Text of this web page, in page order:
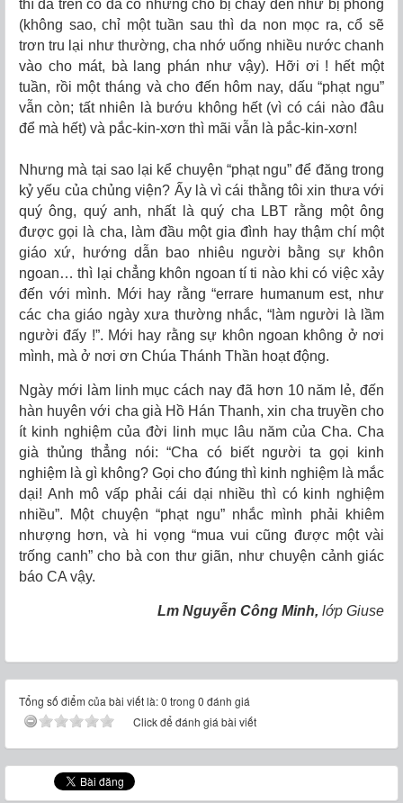
thì da trên cổ đã có những chỗ bị cháy đen như bị phỏng
(không sao, chỉ một tuần sau thì da non mọc ra, cổ sẽ
trơn tru lại như thường, cha nhớ uống nhiều nước chanh
vào cho mát, bà lang phán như vậy). Hỡi ơi ! hết một
tuần, rồi một tháng và cho đến hôm nay, dấu “phạt ngu”
vẫn còn; tất nhiên là bướu không hết (vì có cái nào đâu
để mà hết) và pắc-kin-xơn thì mãi vẫn là pắc-kin-xơn!
Nhưng mà tại sao lại kể chuyện “phạt ngu” để đăng trong
kỷ yếu của chủng viện? Ấy là vì cái thằng tôi xin thưa với
quý ông, quý anh, nhất là quý cha LBT rằng một ông
được gọi là cha, làm đầu một gia đình hay thậm chí một
giáo xứ, hướng dẫn bao nhiêu người bằng sự khôn
ngoan… thì lại chẳng khôn ngoan tí ti nào khi có việc xảy
đến với mình. Mới hay rằng “errare humanum est, như
các cha giáo ngày xưa thường nhắc, “làm người là lầm
người đấy !”. Mới hay rằng sự khôn ngoan không ở nơi
mình, mà ở nơi ơn Chúa Thánh Thần hoạt động.
Ngày mới làm linh mục cách nay đã hơn 10 năm lẻ, đến
hàn huyên với cha già Hồ Hán Thanh, xin cha truyền cho
ít kinh nghiệm của đời linh mục lâu năm của Cha. Cha
già thủng thẳng nói: “Cha có biết người ta gọi kinh
nghiệm là gì không? Gọi cho đúng thì kinh nghiệm là mắc
dại! Anh mô vấp phải cái dại nhiều thì có kinh nghiệm
nhiều”. Một chuyện “phạt ngu” nhắc mình phải khiêm
nhượng hơn, và hi vọng “mua vui cũng được một vài
trống canh” cho bà con thư giãn, như chuyện cảnh giác
báo CA vậy.
Lm Nguyễn Công Minh, lớp Giuse
Tổng số điểm của bài viết là: 0 trong 0 đánh giá
Click để đánh giá bài viết